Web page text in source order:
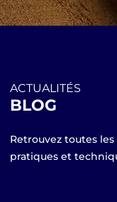
ACTUALITÉS
BLOG
Retrouvez toutes
pratiques et